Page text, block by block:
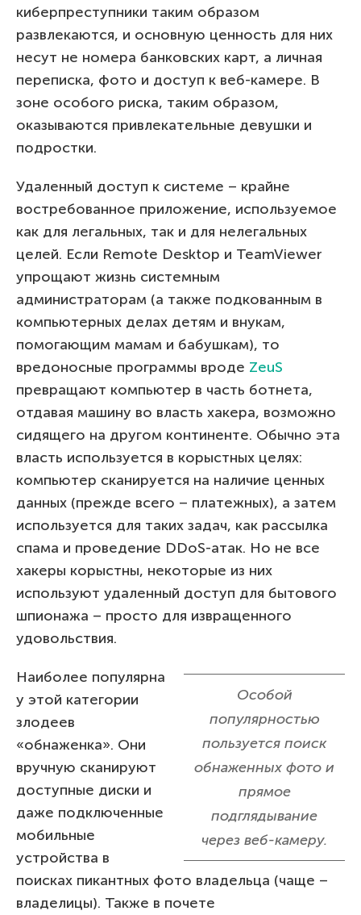
киберпреступники таким образом
развлекаются, и основную ценность для них
несут не номера банковских карт, а личная
переписка, фото и доступ к веб-камере. В
зоне особого риска, таким образом,
оказываются привлекательные девушки и
подростки.
Удаленный доступ к системе – крайне
востребованное приложение, используемое
как для легальных, так и для нелегальных
целей. Если Remote Desktop и TeamViewer
упрощают жизнь системным
администраторам (а также подкованным в
компьютерных делах детям и внукам,
помогающим мамам и бабушкам), то
вредоносные программы вроде ZeuS
превращают компьютер в часть ботнета,
отдавая машину во власть хакера, возможно
сидящего на другом континенте. Обычно эта
власть используется в корыстных целях:
компьютер сканируется на наличие ценных
данных (прежде всего – платежных), а затем
используется для таких задач, как рассылка
спама и проведение DDoS-атак. Но не все
хакеры корыстны, некоторые из них
используют удаленный доступ для бытового
шпионажа – просто для извращенного
удовольствия.
Особой
популярностью
пользуется поиск
обнаженных фото и
прямое
подглядывание
через веб-камеру.
Наиболее популярна
у этой категории
злодеев
«обнаженка». Они
вручную сканируют
доступные диски и
даже подключенные
мобильные
устройства в
поисках пикантных фото владельца (чаще –
владелицы). Также в почете